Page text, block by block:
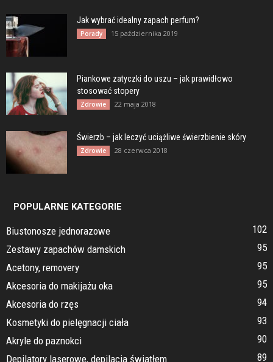
Jak wybrać idealny zapach perfum?
Porady 15 października 2019
Piankowe zatyczki do uszu – jak prawidłowo
stosować stopery
Zdrowie 22 maja 2018
Świerzb – jak leczyć uciążliwe świerzbienie skóry
Zdrowie 28 czerwca 2018
POPULARNE KATEGORIE
Biustonosze jednorazowe
102
Zestawy zapachów damskich
95
Acetony, removery
95
Akcesoria do makijażu oka
95
Akcesoria do rzęs
94
Kosmetyki do pielęgnacji ciała
93
Akryle do paznokci
90
Depilatory laserowe, depilacja światłem
89